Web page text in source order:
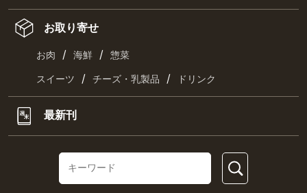
お取り寄せ
お肉 / 海鮮 / 惣菜
スイーツ / チーズ・乳製品 / ドリンク
最新刊